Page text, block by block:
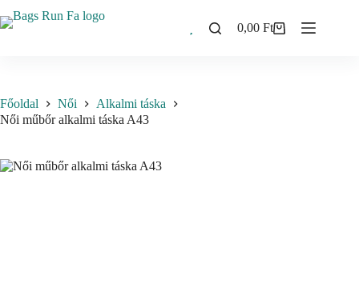
to
Shopping
0,00Ft
Főoldal Női
Alkalmi táska
Női műbőr alkalmi táska A43